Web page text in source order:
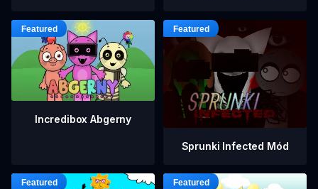
Incredibox Abgerny
Sprunki Infected Mód